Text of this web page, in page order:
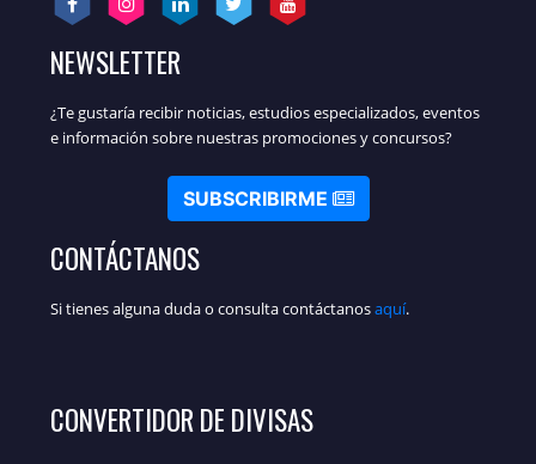
NEWSLETTER
¿Te gustaría recibir noticias, estudios especializados, eventos
e información sobre nuestras promociones y concursos?
SUBSCRIBIRME
CONTÁCTANOS
Si tienes alguna duda o consulta contáctanosaquí.
CONVERTIDOR DE DIVISAS